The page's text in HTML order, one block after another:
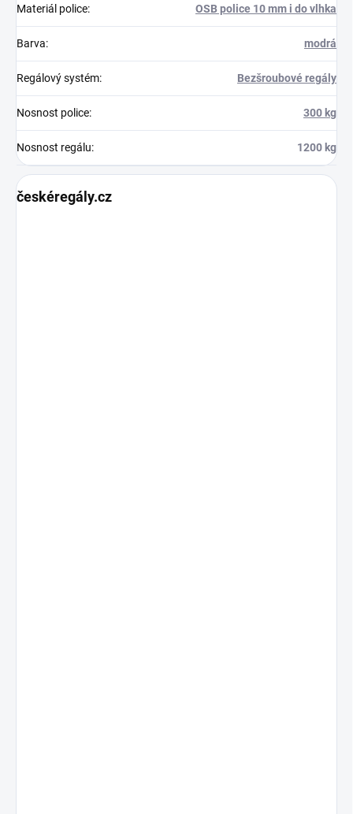
Materiál police: OSB police 10 mm i do vlhka
Barva: modrá
Regálový systém: Bezšroubové regály
Nosnost police: 300 kg
Nosnost regálu: 1200 kg
českéregály.cz